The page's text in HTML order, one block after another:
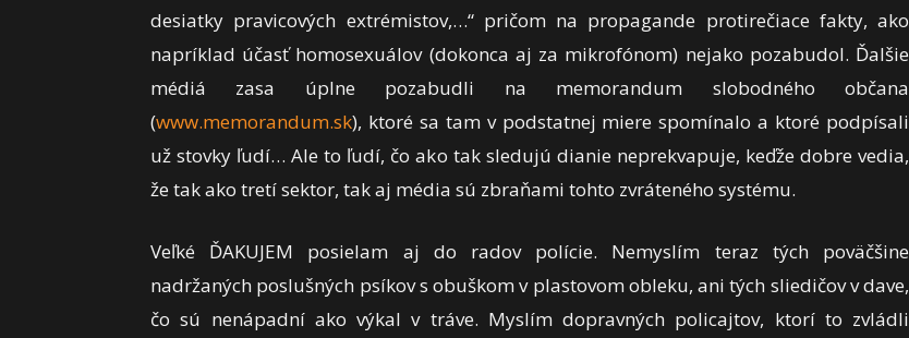
desiatky pravicových extrémistov,…“ pričom na propagande protirečiace fakty, ako
napríklad účasť homosexuálov (dokonca aj za mikrofónom) nejako pozabudol. Ďalšie
médiá zasa úplne pozabudli na memorandum slobodného občana
(www.memorandum.sk), ktoré sa tam v podstatnej miere spomínalo a ktoré podpísali
už stovky ľudí… Ale to ľudí, čo ako tak sledujú dianie neprekvapuje, keďže dobre vedia,
že tak ako tretí sektor, tak aj média sú zbraňami tohto zvráteného systému.
Veľké ĎAKUJEM posielam aj do radov polície. Nemyslím teraz tých poväčšine
nadržaných poslušných psíkov s obuškom v plastovom obleku, ani tých sliedičov v dave,
čo sú nenápadní ako výkal v tráve. Myslím dopravných policajtov, ktorí to zvládli